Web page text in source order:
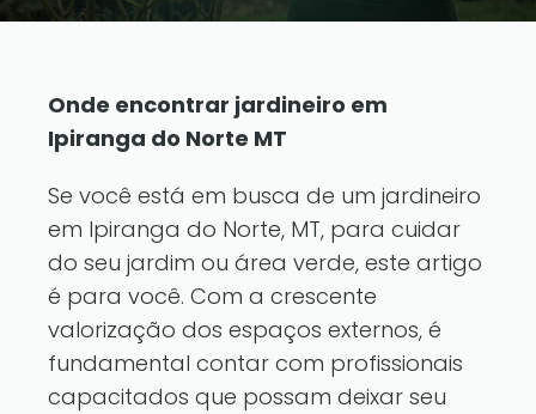
Onde encontrar jardineiro em
Ipiranga do Norte MT
Se você está em busca de um jardineiro
em Ipiranga do Norte, MT, para cuidar
do seu jardim ou área verde, este artigo
é para você. Com a crescente
valorização dos espaços externos, é
fundamental contar com profissionais
capacitados que possam deixar seu